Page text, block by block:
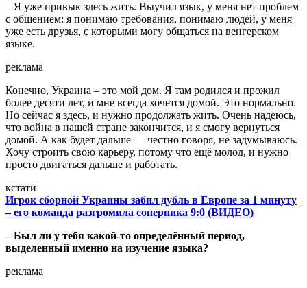
– Я уже привык здесь жить. Выучил язык, у меня нет проблем
с общением: я понимаю требования, понимаю людей, у меня
уже есть друзья, с которыми могу общаться на венгерском
языке.
реклама
Конечно, Украина – это мой дом. Я там родился и прожил
более десяти лет, и мне всегда хочется домой. Это нормально.
Но сейчас я здесь, и нужно продолжать жить. Очень надеюсь,
что война в нашей стране закончится, и я смогу вернуться
домой. А как будет дальше — честно говоря, не задумываюсь.
Хочу строить свою карьеру, потому что ещё молод, и нужно
просто двигаться дальше и работать.
кстати
Игрок сборной Украины забил дубль в Европе за 1 минуту
– его команда разгромила соперника 9:0 (ВИДЕО)
– Был ли у тебя какой-то определённый период,
выделенный именно на изучение языка?
реклама